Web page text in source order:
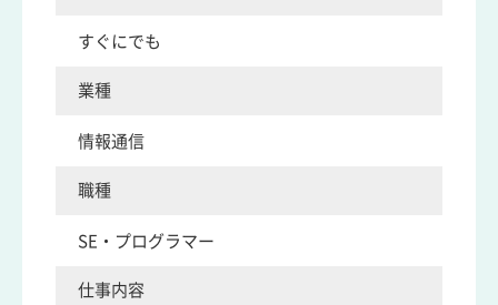
すぐにでも
業種
情報通信
職種
SE・プログラマー
仕事内容